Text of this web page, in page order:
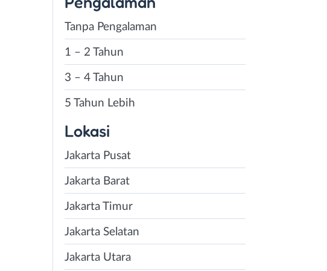
Tanpa Pengalaman
1 – 2 Tahun
3 – 4 Tahun
5 Tahun Lebih
Lokasi
Jakarta Pusat
Jakarta Barat
Jakarta Timur
Jakarta Selatan
Jakarta Utara